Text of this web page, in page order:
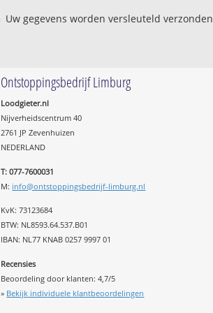
Uw gegevens worden versleuteld
Ontstoppingsbedrijf Limburg
Loodgieter.nl
Nijverheidscentrum 40
2761 JP Zevenhuizen
NEDERLAND
T: 077-7600031
M: info@ontstoppingsbedrijf-limburg.nl
KvK: 73123684
BTW: NL8593.64.537.B01
IBAN: NL77 KNAB 0257 9997 01
Recensies
Beoordeling door klanten:4,7/5
» Bekijk individuele klantbeoordelingen